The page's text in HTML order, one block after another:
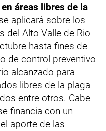
áreas libres de la
aplicará sobre los
del Alto Valle de Rio
hasta fines de
de control preventivo
alcanzado para
libres de la plaga
entre otros. Cabe
financia con un
aporte de las